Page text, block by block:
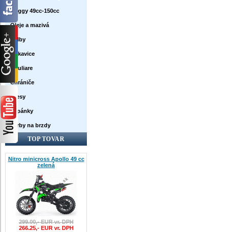
Buggy 49cc-150cc
Oleje a mazivá
Prilby
Rukavice
Okuliare
Chrániče
Dresy
Topánky
Farby na brzdy
TOP TOVAR
Nitro minicross Apollo 49 cc
zelená
299.00,- EUR vr. DPH
266.25,- EUR vr. DPH